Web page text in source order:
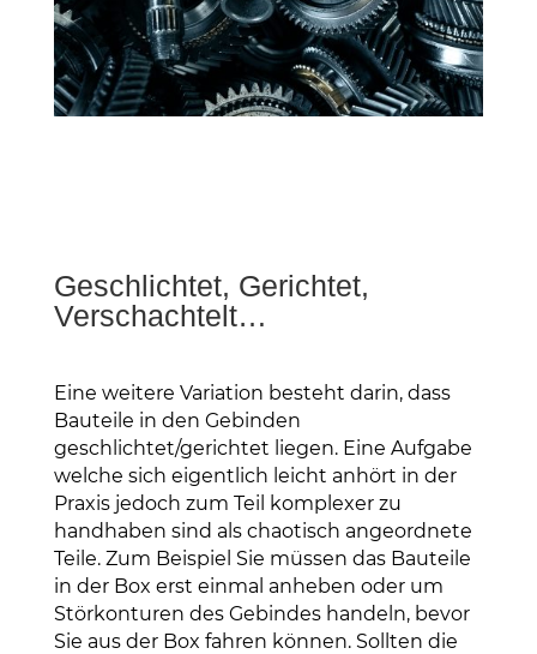
Geschlichtet, Gerichtet,
Verschachtelt…
Eine weitere Variation besteht darin, dass
Bauteile in den Gebinden
geschlichtet/gerichtet liegen. Eine Aufgabe
welche sich eigentlich leicht anhört in der
Praxis jedoch zum Teil komplexer zu
handhaben sind als chaotisch angeordnete
Teile. Zum Beispiel Sie müssen das Bauteile
in der Box erst einmal anheben oder um
Störkonturen des Gebindes handeln, bevor
Sie aus der Box fahren können. Sollten die